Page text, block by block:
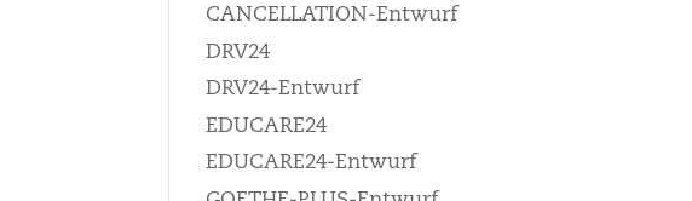
CANCELLATION-Entwurf
DRV24
DRV24-Entwurf
EDUCARE24
EDUCARE24-Entwurf